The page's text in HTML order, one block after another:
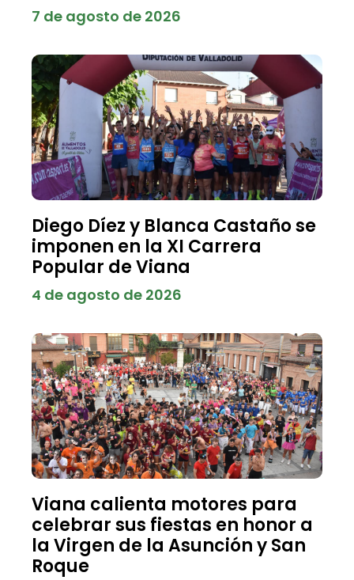
7 de agosto de 2026
Diego Díez y Blanca Castaño se
imponen en la XI Carrera
Popular de Viana
4 de agosto de 2026
Viana calienta motores para
celebrar sus fiestas en honor a
la Virgen de la Asunción y San
Roque